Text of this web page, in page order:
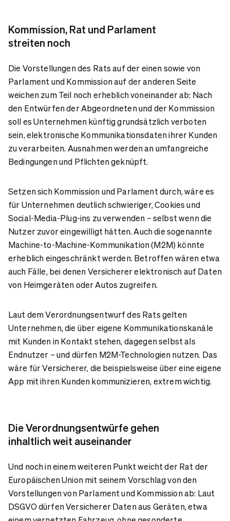
Kommission, Rat und Parlament
streiten noch
Die Vorstellungen des Rats auf der einen sowie von
Parlament und Kommission auf der anderen Seite
weichen zum Teil noch erheblich voneinander ab: Nach
den Entwürfen der Abgeordneten und der Kommission
soll es Unternehmen künftig grundsätzlich verboten
sein, elektronische Kommunikationsdaten ihrer Kunden
zu verarbeiten. Ausnahmen werden an umfangreiche
Bedingungen und Pflichten geknüpft.
Setzen sich Kommission und Parlament durch, wäre es
für Unternehmen deutlich schwieriger, Cookies und
Social-Media-Plug-ins zu verwenden – selbst wenn die
Nutzer zuvor eingewilligt hätten. Auch die sogenannte
Machine-to-Machine-Kommunikation (M2M) könnte
erheblich eingeschränkt werden. Betroffen wären etwa
auch Fälle, bei denen Versicherer elektronisch auf Daten
von Heimgeräten oder Autos zugreifen.
Laut dem Verordnungsentwurf des Rats gelten
Unternehmen, die über eigene Kommunikationskanäle
mit Kunden in Kontakt stehen, dagegen selbst als
Endnutzer – und dürfen M2M-Technologien nutzen. Das
wäre für Versicherer, die beispielsweise über eine eigene
App mit ihren Kunden kommunizieren, extrem wichtig.
Die Verordnungsentwürfe gehen
inhaltlich weit auseinander
Und noch in einem weiteren Punkt weicht der Rat der
Europäischen Union mit seinem Vorschlag von den
Vorstellungen von Parlament und Kommission ab: Laut
DSGVO dürfen Versicherer Daten aus Geräten, etwa